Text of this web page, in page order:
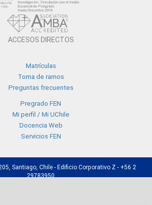
ACCESOS DIRECTOS
Matrículas
Toma de ramos
Preguntas frecuentes
Pregrado FEN
Mi perfil / Mi UChile
Docencia Web
Servicios FEN
Santiago, Chile - Edificio Corporativo Z - +56 2
29783950